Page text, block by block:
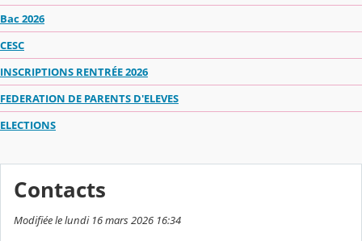
Bac 2026
CESC
INSCRIPTIONS RENTRÉE 2026
FEDERATION DE PARENTS D'ELEVES
ELECTIONS
Contacts
Modifiée le lundi 16 mars 2026 16:34